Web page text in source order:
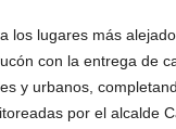
los lugares más
con la entrega de
y urbanos,
por el alcalde